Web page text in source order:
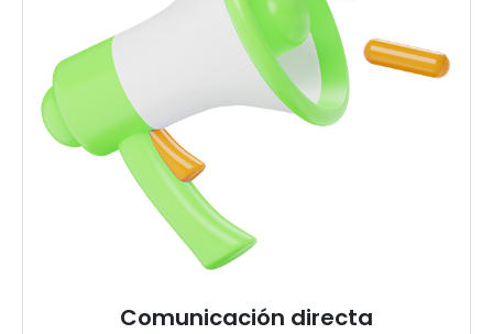
Comunicación directa